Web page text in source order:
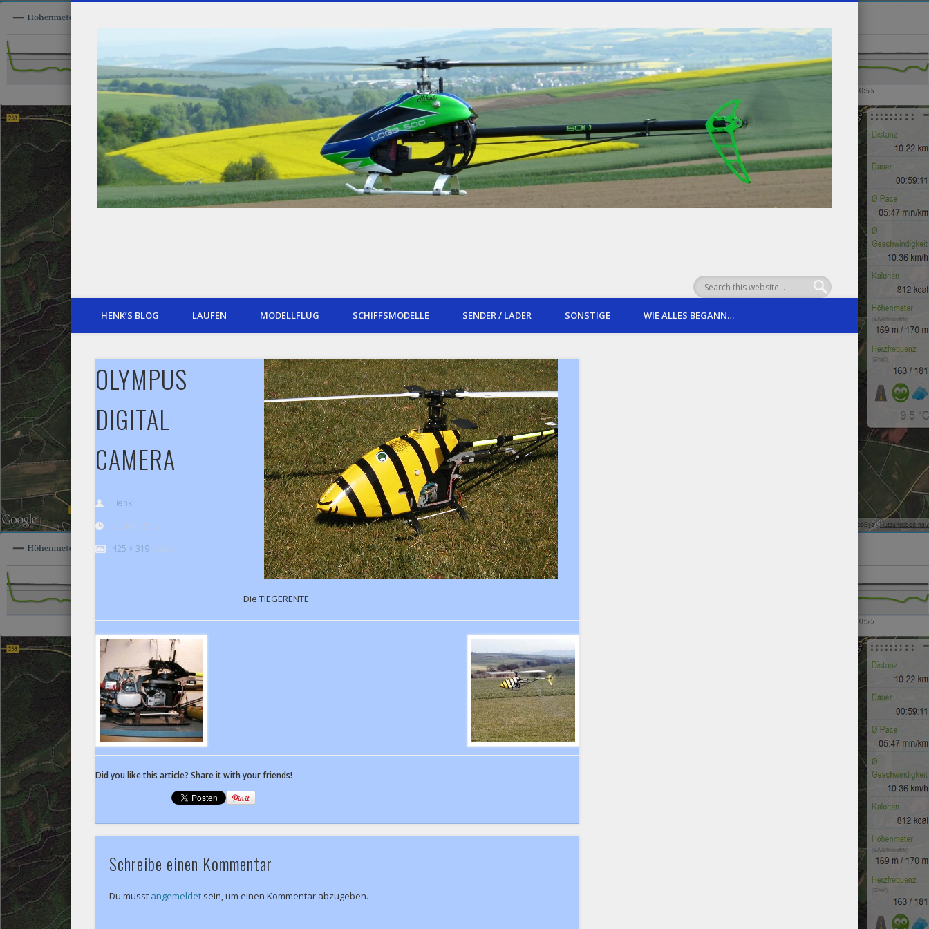
Henksweb
HENK’S BLOG LAUFEN MODELLFLUG SCHIFFSMODELLE SENDER / LADER SONSTIGE WIE ALLES BEGANN…
OLYMPUS
DIGITAL
CAMERA
Henk
31. Mai 2013
425 × 319 pixels
Die TIEGERENTE
Did you like this article? Share it with your friends!
Schreibe einen Kommentar
Du musst angemeldet sein, um einen Kommentar abzugeben.